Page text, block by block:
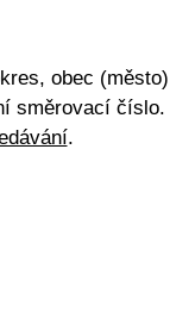
obec
směrovací
.